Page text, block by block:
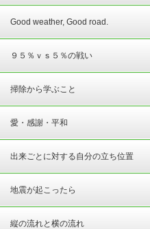
Good weather, Good road.
９５％ｖｓ５％の戦い
掃除から学ぶこと
愛・感謝・平和
出来ごとに対する自分の立ち位置
地震が起こったら
縦の流れと横の流れ